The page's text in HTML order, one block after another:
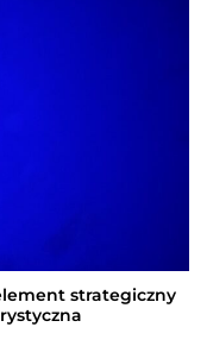
strategiczny